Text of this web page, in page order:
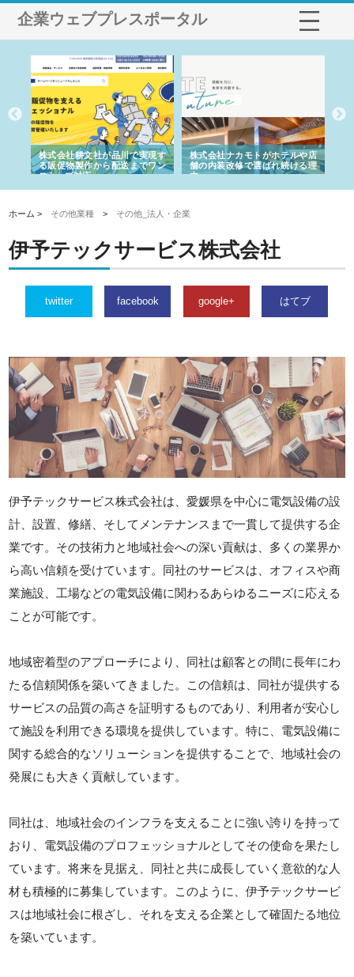
企業ウェブプレスポータル
株式会社耕文社が品川で実現す
る販促物製作から配送までワン
ストップ対応
株式会社ナカモトがホテルや店
舗の内装改修で選ばれ続ける理
由
ホーム > その他業種 > その他_法人・企業
伊予テックサービス株式会社
twitter facebook google+ はてブ
伊予テックサービス株式会社は、愛媛県を中心に電気設備の設
計、設置、修繕、そしてメンテナンスまで一貫して提供する企
業です。その技術力と地域社会への深い貢献は、多くの業界か
ら高い信頼を受けています。同社のサービスは、オフィスや商
業施設、工場などの電気設備に関わるあらゆるニーズに応える
ことが可能です。
地域密着型のアプローチにより、同社は顧客との間に長年にわ
たる信頼関係を築いてきました。この信頼は、同社が提供する
サービスの品質の高さを証明するものであり、利用者が安心し
て施設を利用できる環境を提供しています。特に、電気設備に
関する総合的なソリューションを提供することで、地域社会の
発展にも大きく貢献しています。
同社は、地域社会のインフラを支えることに強い誇りを持って
おり、電気設備のプロフェッショナルとしてその使命を果たし
ています。将来を見据え、同社と共に成長していく意欲的な人
材も積極的に募集しています。このように、伊予テックサービ
スは地域社会に根ざし、それを支える企業として確固たる地位
を築いています。